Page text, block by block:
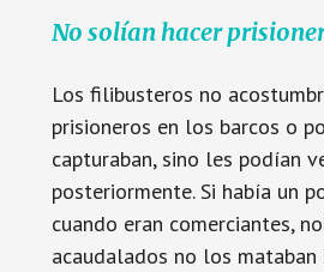
No solían hacer
Los filibusteros no
prisioneros en los barcos o
capturaban, sino les podían
posteriormente. Si había un
cuando eran comerciantes,
acaudalados no los